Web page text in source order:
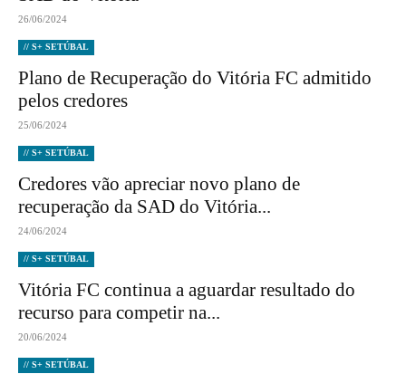
26/06/2024
// S+ SETÚBAL
Plano de Recuperação do Vitória FC admitido
pelos credores
25/06/2024
// S+ SETÚBAL
Credores vão apreciar novo plano de
recuperação da SAD do Vitória...
24/06/2024
// S+ SETÚBAL
Vitória FC continua a aguardar resultado do
recurso para competir na...
20/06/2024
// S+ SETÚBAL